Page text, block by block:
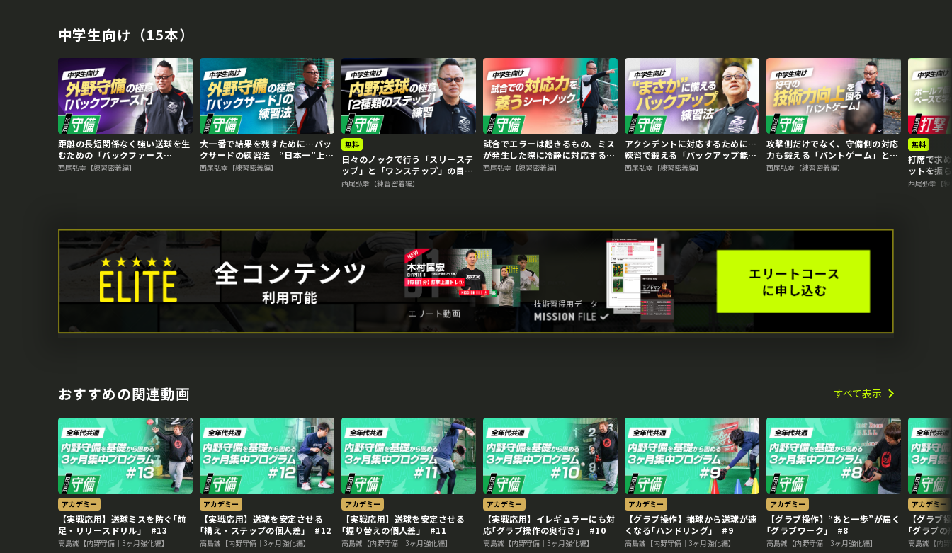
中学生向け（15本）
距離の長短関係なく強い送球を生
むための「バックファース
ト」 “日本一”上一色中野球部の
西尾弘幸【練習密着編】
大一番で結果を残すために…バッ
クサードの練習法 “日本一”上一
色中野球部の守備練習
西尾弘幸【練習密着編】
無料
日々のノックで行う「スリーステ
ップ」と「ワンステップ」の目
的 “日本一”上一色中野球部の守
西尾弘幸【練習密着編】
再生中
試合でエラーは起きるもの、ミス
が発生した際に冷静に対応する準
備力 “日本一”上一色中野球部の
西尾弘幸【練習密着編】
アクシデントに対応するために…
練習で鍛える「バックアップ能
力」 “日本一”上一色中野球部の
西尾弘幸【練習密着編】
攻撃側だけでなく、守備側の対応
力も鍛える「バントゲーム」と
は？ “日本一”上一色中野球部の
西尾弘幸【練習密着編】
無料
打席で求
ットを振
く “日本
西尾弘幸【
おすすめの関連動画 すべて表示
アカデミー
【実戦応用】送球ミスを防ぐ｢前
足・リリースドリル｣ #13
高島誠【内野守備｜3ヶ月強化編】
アカデミー
【実戦応用】送球を安定させる
｢構え・ステップの個人差｣ #12
高島誠【内野守備｜3ヶ月強化編】
アカデミー
【実戦応用】送球を安定させる
｢握り替えの個人差｣ #11
高島誠【内野守備｜3ヶ月強化編】
アカデミー
【実戦応用】イレギュラーにも対
応｢グラブ操作の奥行き｣ #10
高島誠【内野守備｜3ヶ月強化編】
アカデミー
【グラブ操作】捕球から送球が速
くなる｢ハンドリング｣ #9
高島誠【内野守備｜3ヶ月強化編】
アカデミー
【グラブ操作】“あと一歩”が届く
｢グラブワーク｣ #8
高島誠【内野守備｜3ヶ月強化編】
アカデミー
【グラブ
｢グラブ
高島誠【内